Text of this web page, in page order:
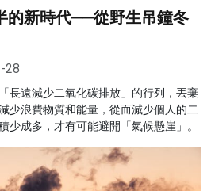
的新時代──從野生吊鐘冬
28
長遠減少二氧化碳排放」的行列，丟棄
少浪費物質和能量，從而減少個人的二
少成多，才有可能避開「氣候懸崖」。